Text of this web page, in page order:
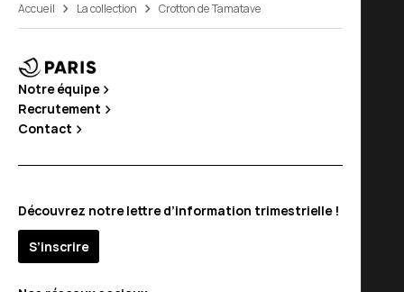
Accueil La collection Crotton de Tamatave
Notre équipe
Recrutement
Contact
Découvrez notre lettre d’information trimestrielle !
S’inscrire